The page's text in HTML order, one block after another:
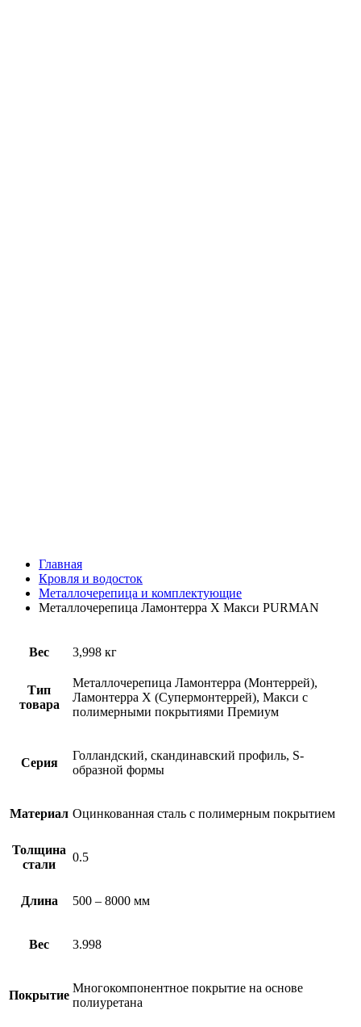
Главная
Кровля и водосток
Металлочерепица и комплектующие
Металлочерепица Ламонтерра X Макси PURMAN
Вес 3,998 кг
Тип
товара
Металлочерепица Ламонтерра (Монтеррей),
Ламонтерра X (Супермонтеррей), Макси с
полимерными покрытиями Премиум
Серия
Голландский, скандинавский профиль, S-
образной формы
Материал Оцинкованная сталь с полимерным покрытием
Толщина
стали
0.5
Длина 500 – 8000 мм
Вес 3.998
Покрытие
Многокомпонентное покрытие на основе
полиуретана